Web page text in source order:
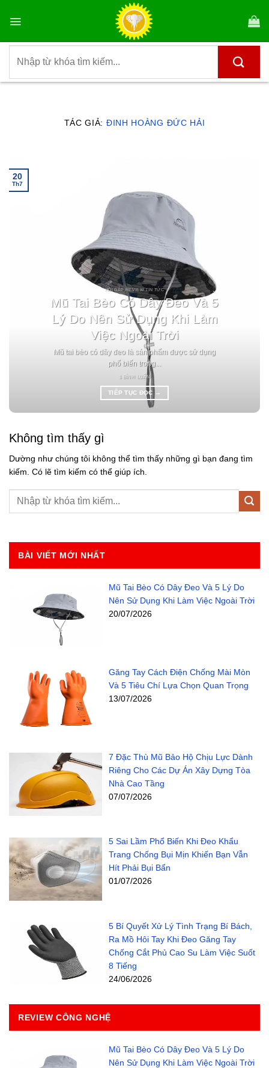
qua
dung
kiếm:
TÁC GIẢ: ĐINH HOÀNG ĐỨC HẢI
HỎI ĐÁP REVIEW TIN TỨC
Mũ Tai Bèo Có Dây Đeo Và 5
Lý Do Nên Sử Dụng Khi Làm
Việc Ngoài Trời
Mũ tai bèo có dây đeo là sản phẩm được sử dụng
phổ biến trong...
1 BÌNH LUẬN
TIẾP TỤC ĐỌC →
20
Th7
Không tìm thấy gì
Dường như chúng tôi không thể tìm thấy những gì bạn đang tìm
kiếm. Có lẽ tìm kiếm có thể giúp ích.
BÀI VIẾT MỚI NHẤT
Mũ Tai Bèo Có Dây Đeo Và 5 Lý Do
Nên Sử Dụng Khi Làm Việc Ngoài Trời
20/07/2026
Găng Tay Cách Điện Chống Mài Mòn
Và 5 Tiêu Chí Lựa Chọn Quan Trọng
13/07/2026
7 Đặc Thù Mũ Bảo Hộ Chịu Lực Dành
Riêng Cho Các Dự Án Xây Dựng Tòa
Nhà Cao Tầng
07/07/2026
5 Sai Lầm Phổ Biến Khi Đeo Khẩu
Trang Chống Bụi Mịn Khiến Bạn Vẫn
Hít Phải Bụi Bẩn
01/07/2026
5 Bí Quyết Xử Lý Tình Trạng Bí Bách,
Ra Mồ Hôi Tay Khi Đeo Găng Tay
Chống Cắt Phủ Cao Su Làm Việc Suốt
8 Tiếng
24/06/2026
REVIEW CÔNG NGHỆ
Mũ Tai Bèo Có Dây Đeo Và 5 Lý Do
Nên Sử Dụng Khi Làm Việc Ngoài Trời